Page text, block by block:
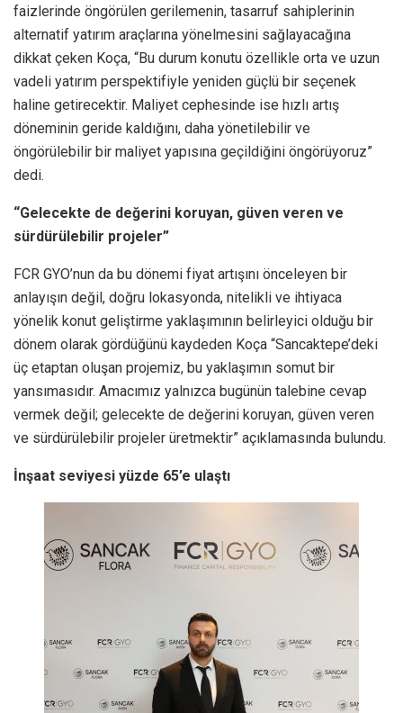
faizlerinde öngörülen gerilemenin, tasarruf sahiplerinin
alternatif yatırım araçlarına yönelmesini sağlayacağına
dikkat çeken Koça, “Bu durum konutu özellikle orta ve uzun
vadeli yatırım perspektifiyle yeniden güçlü bir seçenek
haline getirecektir. Maliyet cephesinde ise hızlı artış
döneminin geride kaldığını, daha yönetilebilir ve
öngörülebilir bir maliyet yapısına geçildiğini öngörüyoruz”
dedi.
“Gelecekte de değerini koruyan, güven veren ve
sürdürülebilir projeler”
FCR GYO’nun da bu dönemi fiyat artışını önceleyen bir
anlayışın değil, doğru lokasyonda, nitelikli ve ihtiyaca
yönelik konut geliştirme yaklaşımının belirleyici olduğu bir
dönem olarak gördüğünü kaydeden Koça “Sancaktepe’deki
üç etaptan oluşan projemiz, bu yaklaşımın somut bir
yansımasıdır. Amacımız yalnızca bugünün talebine cevap
vermek değil; gelecekte de değerini koruyan, güven veren
ve sürdürülebilir projeler üretmektir” açıklamasında bulundu.
İnşaat seviyesi yüzde 65’e ulaştı